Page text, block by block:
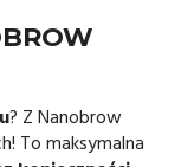
? Z Nanobrow
To maksymalna